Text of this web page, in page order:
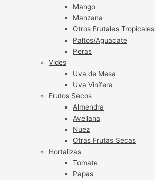
Mango
Manzana
Otros Frutales Tropicales
Paltos/Aguacate
Peras
Vides
Uva de Mesa
Uva Vinífera
Frutos Secos
Almendra
Avellana
Nuez
Otras Frutas Secas
Hortalizas
Tomate
Papas